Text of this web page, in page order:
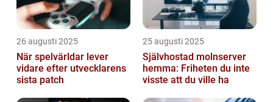
26 augusti 2025
När spelvärldar lever
vidare efter utvecklarens
sista patch
25 augusti 2025
Självhostad molnserver
hemma: Friheten du inte
visste att du ville ha